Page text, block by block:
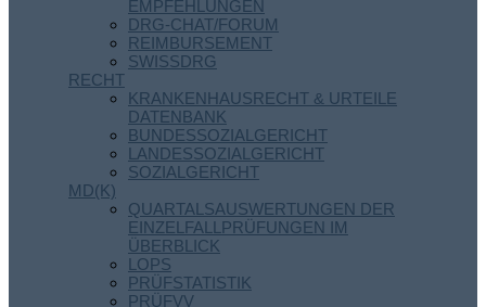
EMPFEHLUNGEN
DRG-CHAT/FORUM
REIMBURSEMENT
SWISSDRG
RECHT
KRANKENHAUSRECHT & URTEILE
DATENBANK
BUNDESSOZIALGERICHT
LANDESSOZIALGERICHT
SOZIALGERICHT
MD(K)
QUARTALSAUSWERTUNGEN DER
EINZELFALLPRÜFUNGEN IM
ÜBERBLICK
LOPS
PRÜFSTATISTIK
PRÜFVV